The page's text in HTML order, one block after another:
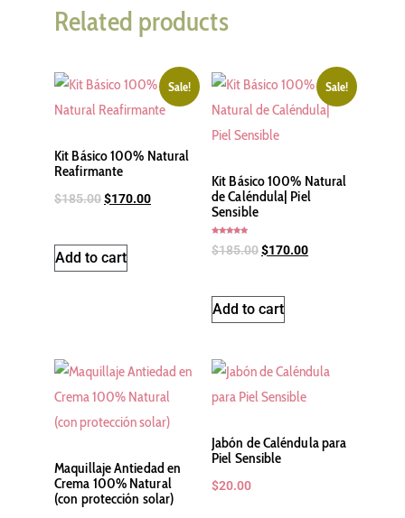
Related products
Sale!
Kit Básico 100% Natural
Reafirmante
$185.00$170.00
Add to cart
Sale!
Kit Básico 100% Natural
de Caléndula| Piel
Sensible
5.00
out of 5
$185.00$170.00
Add to cart
Maquillaje Antiedad en
Crema 100% Natural
(con protección solar)
Jabón de Caléndula para
Piel Sensible
$20.00